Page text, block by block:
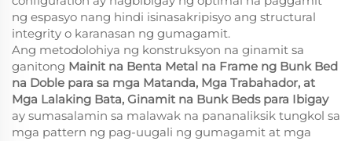
ng espasyo nang hindi isinasakripisyo ang structural
integrity o karanasan ng gumagamit.
Ang metodolohiya ng konstruksyon na ginamit sa
ganitong Mainit na Benta Metal na Frame ng Bunk Bed
na Doble para sa mga Matanda, Mga Trabahador, at
Mga Lalaking Bata, Ginamit na Bunk Beds para Ibigay
ay sumasalamin sa malawak na pananaliksik tungkol sa
mga pattern ng pag-uugali ng gumagamit at mga